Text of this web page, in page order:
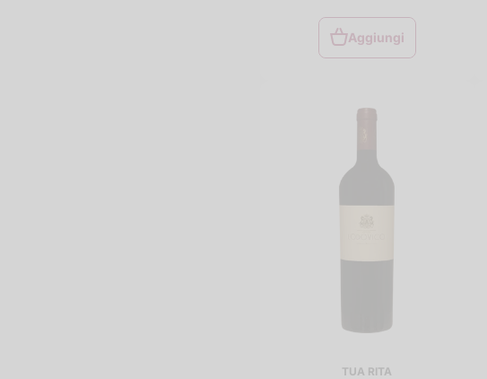
Aggiungi
Aggiungi
TUA RITA